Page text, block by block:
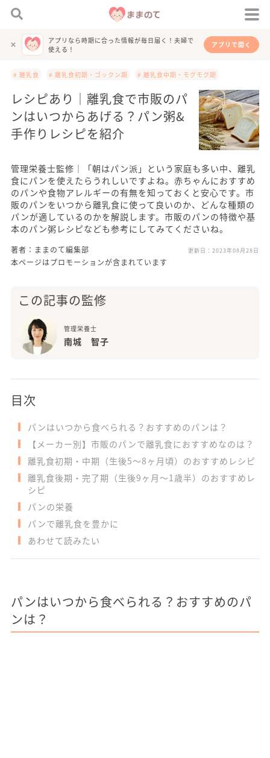
アプリなら時期に合った情報が毎日届く！夫婦で
使える！
アプリで開く
# 離乳食 # 離乳食初期・ゴックン期 # 離乳食中期・モグモグ期
レシピあり｜離乳食で市販のパ
ンはいつからあげる？パン粥&
手作りレシピを紹介
管理栄養士監修｜「朝はパン派」という家庭も多い中、離乳
食にパンを使えたらうれしいですよね。赤ちゃんにおすすめ
のパンや食物アレルギーの有無を知っておくと安心です。市
販のパンをいつから離乳食に使って良いのか、どんな種類の
パンが適しているのかを解説します。市販のパンの特徴や基
本のパン粥レシピなども参考にしてみてくださいね。
著者：ままのて編集部 更新日： 2023年08月28日
本ページはプロモーションが含まれています
この記事の監修
管理栄養士
南城 智子
目次
パンはいつから食べられる？おすすめのパンは？
【メーカー別】市販のパンで離乳食におすすめなのは？
離乳食初期・中期（生後5～8ヶ月頃）のおすすめレシピ
離乳食後期・完了期（生後9ヶ月～1歳半）のおすすめレ
シピ
パンの栄養
パンで離乳食を豊かに
あわせて読みたい
パンはいつから食べられる？おすすめのパ
ンは？